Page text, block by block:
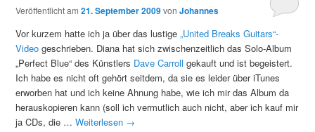
Veröffentlicht am21. September 2009vonJohannes
Vor kurzem hatte ich ja über das lustige„United Breaks Guitars“-
Video geschrieben. Diana hat sich zwischenzeitlich das Solo-Album
„Perfect Blue“ des Künstlers Dave Carroll gekauft und ist begeistert.
Ich habe es nicht oft gehört seitdem, da sie es leider über iTunes
erworben hat und ich keine Ahnung habe, wie ich mir das Album da
herauskopieren kann (soll ich vermutlich auch nicht, aber ich kauf mir
ja CDs, die …Weiterlesen →